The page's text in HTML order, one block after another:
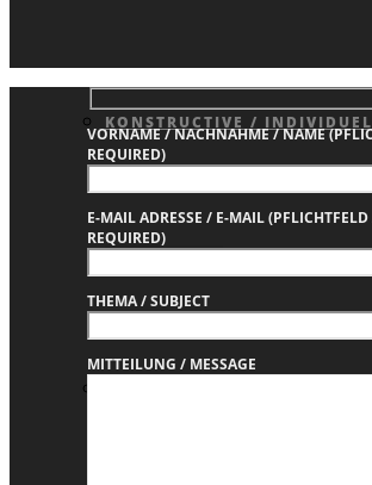
KONSTRUCTIVE /
RAHMENBAU
VORNAME / NACHNAHME / NAME
REQUIRED)
E-MAIL ADRESSE / E-MAIL
REQUIRED)
THEMA / SUBJECT
MITTEILUNG / MESSAGE